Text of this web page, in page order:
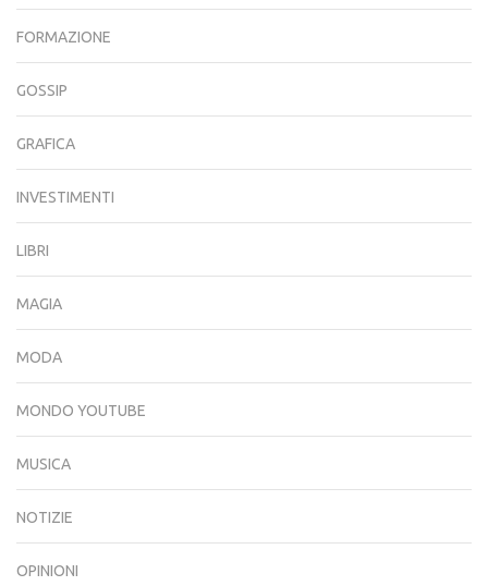
FORMAZIONE
GOSSIP
GRAFICA
INVESTIMENTI
LIBRI
MAGIA
MODA
MONDO YOUTUBE
MUSICA
NOTIZIE
OPINIONI